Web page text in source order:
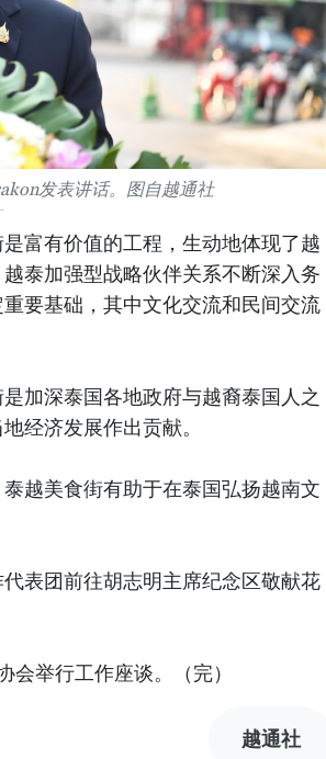
发表讲话。图自越通社
富有价值的工程，生动地体现了越
泰加强型战略伙伴关系不断深入务
要基础，其中文化交流和民间交流
加深泰国各地政府与越裔泰国人之
经济发展作出贡献。
越美食街有助于在泰国弘扬越南文
表团前往胡志明主席纪念区敬献花
举行工作座谈。（完）
越通社